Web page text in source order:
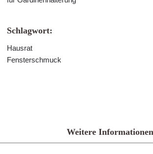
Schlagwort:
Hausrat
Fensterschmuck
Weitere Informationen